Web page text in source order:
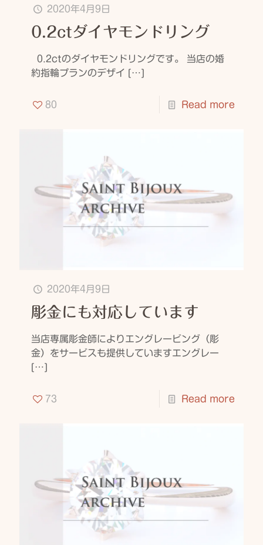
2020年4月9日
0.2ctダイヤモンドリング
0.2ctのダイヤモンドリングです。 当店の婚
約指輪プランのデザイ […]
80 Read more
2020年4月9日
彫金にも対応しています
当店専属彫金師によりエングレービング（彫
金）をサービスも提供していますエングレー
[…]
73 Read more